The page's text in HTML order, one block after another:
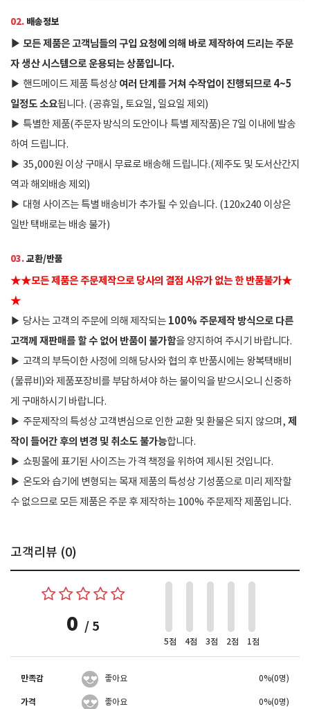
02. 배송정보
▶ 모든 제품은 고객님들의 구입 요청에 의해 바로 제작하여 드리는 주문
자 생산 시스템으로 운용되는 상품입니다.
▶ 핸드메이드 제품 특성상 여러 단계를 거쳐 수작업이 진행되므로 4~5
일정도 소요됩니다. (공휴일, 토요일, 일요일 제외)
▶ 특별한 제품(주문자 방식의 도안이나 특별 제작품)은 7일 이내에 발송
하여 드립니다.
▶ 35,000원 이상 구매시 무료로 배송해 드립니다.(제주도 및 도서산간지
역과 해외배송 제외)
▶ 대형 사이즈는 특별 배송비가 추가될 수 있습니다. (120x240 이상은
일반 택배로는 배송 불가)
03.교환/반품
★★모든 제품은 주문제작으로 당사의 결점 사유가 없는 한 반품불가★
★
▶ 당사는 고객의 주문에 의해 제작되는 100% 주문제작 방식으로 다른
고객께 재판매를 할 수 없어 반품이 불가함을 양지하여 주시기 바랍니다.
▶ 고객의 부득이한 사정에 의해 당사와 협의 후 반품시에는 왕복택배비
(물류비)와 제품포장비를 부담하셔야 하는 불이익을 받으시오니 신중하
게 구매하시기 바랍니다.
▶ 주문제작의 특성상 고객변심으로 인한 교환 및 환불은 되지 않으며, 제
작이 들어간 후의 변경 및 취소도 불가능합니다.
▶ 쇼핑몰에 표기된 사이즈는 가격 책정을 위하여 제시된 것입니다.
▶ 온도와 습기에 변형되는 목재 제품의 특성상 기성품으로 미리 제작할
수 없으므로 모든 제품은 주문 후 제작하는 100% 주문제작 제품입니다.
고객리뷰 (0)
0 / 5
5점 4점 3점 2점 1점
만족감 좋아요 0%(0명)
가격 좋아요 0%(0명)